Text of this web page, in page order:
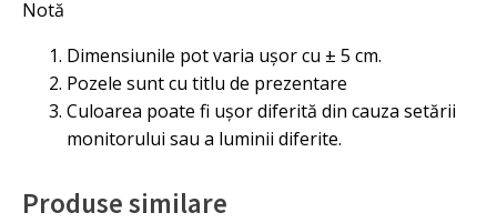
Notă
Dimensiunile pot varia ușor cu ± 5 cm.
Pozele sunt cu titlu de prezentare
Culoarea poate fi ușor diferită din cauza setării
monitorului sau a luminii diferite.
Produse similare